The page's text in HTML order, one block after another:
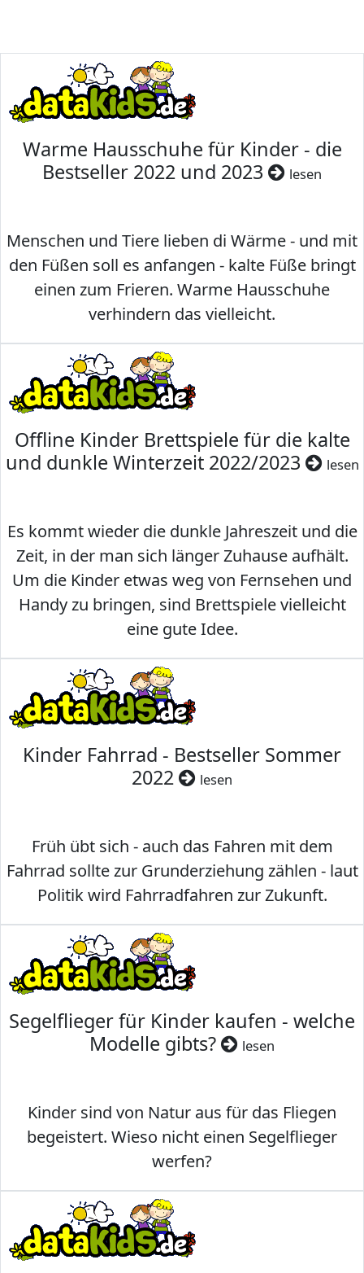
Warme Hausschuhe für Kinder - die
Bestseller 2022 und 2023
lesen
Menschen und Tiere lieben di Wärme - und mit
den Füßen soll es anfangen - kalte Füße bringt
einen zum Frieren. Warme Hausschuhe
verhindern das vielleicht.
Offline Kinder Brettspiele für die kalte
und dunkle Winterzeit 2022/2023
lesen
Es kommt wieder die dunkle Jahreszeit und die
Zeit, in der man sich länger Zuhause aufhält.
Um die Kinder etwas weg von Fernsehen und
Handy zu bringen, sind Brettspiele vielleicht
eine gute Idee.
Kinder Fahrrad - Bestseller Sommer
2022
lesen
Früh übt sich - auch das Fahren mit dem
Fahrrad sollte zur Grunderziehung zählen - laut
Politik wird Fahrradfahren zur Zukunft.
Segelflieger für Kinder kaufen - welche
Modelle gibts?
lesen
Kinder sind von Natur aus für das Fliegen
begeistert. Wieso nicht einen Segelflieger
werfen?